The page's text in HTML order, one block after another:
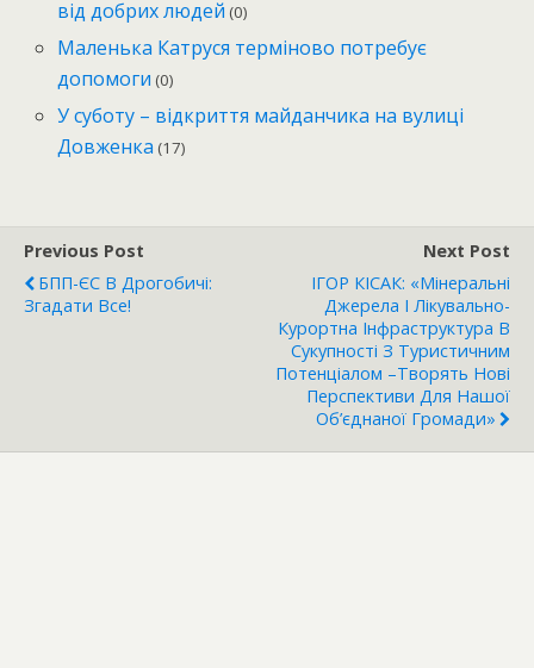
від добрих людей (0)
Маленька Катруся терміново потребує
допомоги (0)
У суботу – відкриття майданчика на вулиці
Довженка (17)
Previous Post
БПП-ЄС В Дрогобичі:
Згадати Все!
Next Post
ІГОР КІСАК: «Мінеральні
Джерела І Лікувально-
Курортна Інфраструктура В
Сукупності З Туристичним
Потенціалом –творять Нові
Перспективи Для Нашої
Об’єднаної Громади»